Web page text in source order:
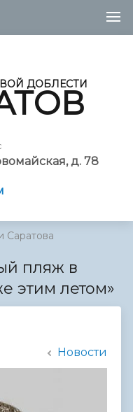
ДОБЛЕСТИ
д. 78
Саратова
пляж в
этим летом»
Новости